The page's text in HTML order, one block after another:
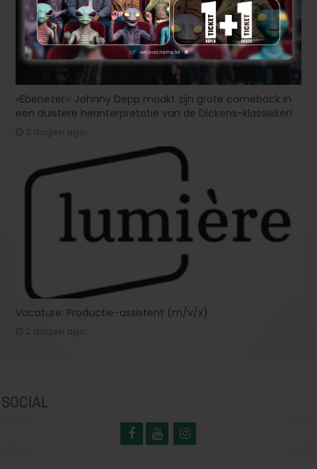
«Ebenezer»: Johnny Depp maakt zijn grote comeback in
een duistere herinterpretatie van de Dickens-klassieker!
2 dagen ago
Vacature: Productie-assistent (m/v/x)
SOCIAL